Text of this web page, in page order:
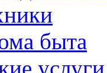
быта